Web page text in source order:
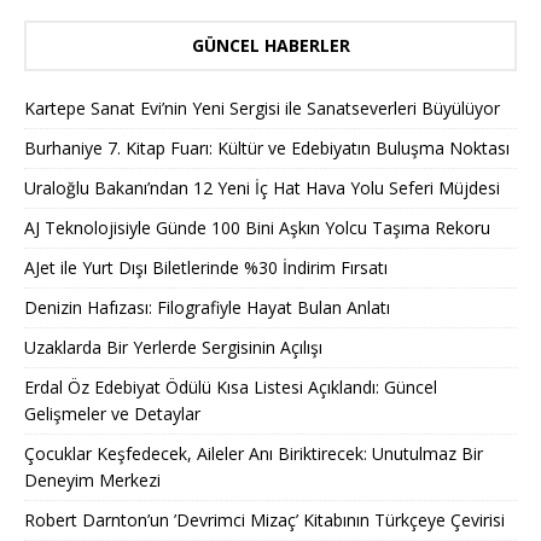
GÜNCEL HABERLER
Kartepe Sanat Evi’nin Yeni Sergisi ile Sanatseverleri Büyülüyor
Burhaniye 7. Kitap Fuarı: Kültür ve Edebiyatın Buluşma Noktası
Uraloğlu Bakanı’ndan 12 Yeni İç Hat Hava Yolu Seferi Müjdesi
AJ Teknolojisiyle Günde 100 Bini Aşkın Yolcu Taşıma Rekoru
AJet ile Yurt Dışı Biletlerinde %30 İndirim Fırsatı
Denizin Hafızası: Filografiyle Hayat Bulan Anlatı
Uzaklarda Bir Yerlerde Sergisinin Açılışı
Erdal Öz Edebiyat Ödülü Kısa Listesi Açıklandı: Güncel
Gelişmeler ve Detaylar
Çocuklar Keşfedecek, Aileler Anı Biriktirecek: Unutulmaz Bir
Deneyim Merkezi
Robert Darnton’un ’Devrimci Mizaç’ Kitabının Türkçeye Çevirisi